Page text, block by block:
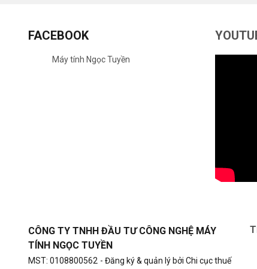
FACEBOOK
Máy tính Ngọc Tuyền
CÔNG TY TNHH ĐẦU TƯ CÔNG NGHỆ MÁY
TÍNH NGỌC TUYỀN
MST: 0108800562 - Đăng ký & quản lý bởi Chi cục thuế